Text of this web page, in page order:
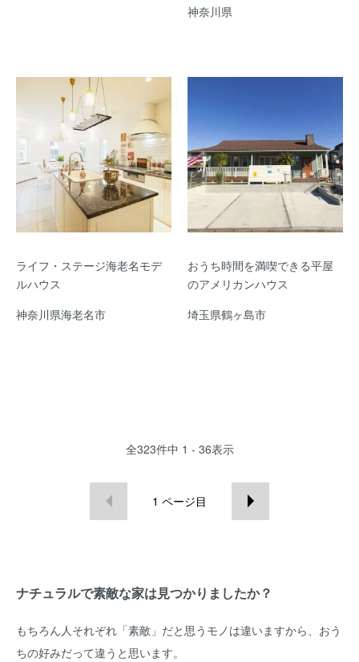
神奈川県
ライフ・ステージ海老名モデ
ルハウス
神奈川県海老名市
おうち時間を満喫できる平屋
のアメリカンハウス
埼玉県鶴ヶ島市
全323件中 1 - 36表示
1 ページ目
ナチュラルで素敵な家は見つかりましたか？
もちろん人それぞれ「素敵」だと思うモノは違いますから、おう
ちの好みだって違うと思います。